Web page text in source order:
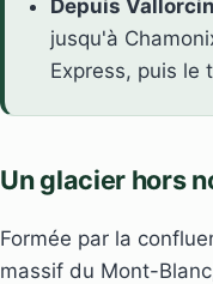
Depuis
jusqu'à
Express, puis le
Un glacier hors
Formée par la
massif du Mont-